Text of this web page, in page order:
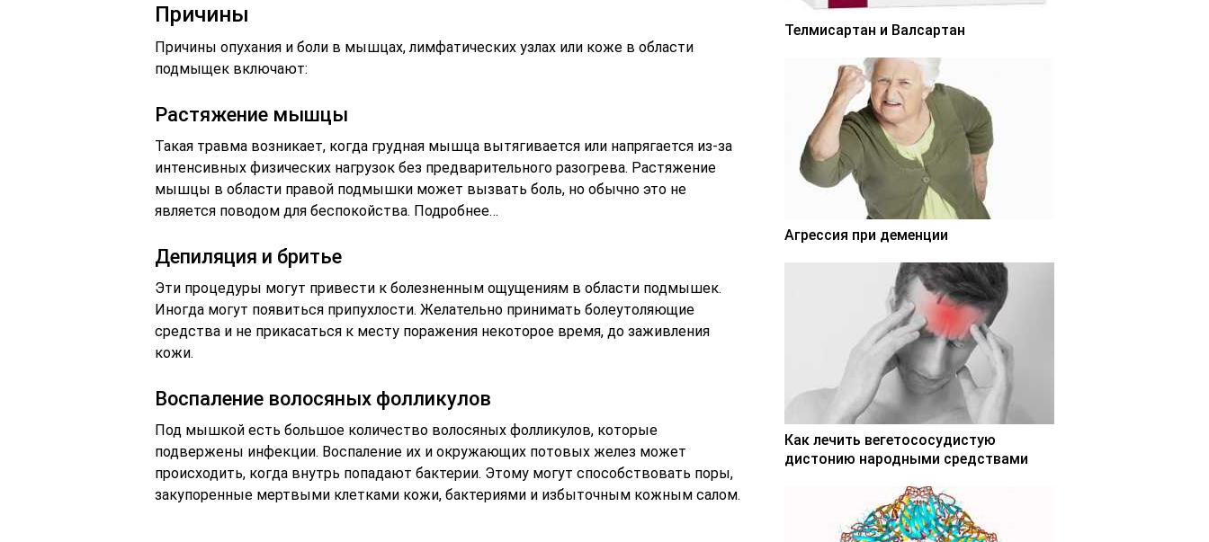
Причины
Причины опухания и боли в мышцах, лимфатических узлах или коже в области
подмыщек включают:
Растяжение мышцы
Такая травма возникает, когда грудная мышца вытягивается или напрягается из-за
интенсивных физических нагрузок без предварительного разогрева. Растяжение
мышцы в области правой подмышки может вызвать боль, но обычно это не
является поводом для беспокойства. Подробнее…
Депиляция и бритье
Эти процедуры могут привести к болезненным ощущениям в области подмышек.
Иногда могут появиться припухлости. Желательно принимать болеутоляющие
средства и не прикасаться к месту поражения некоторое время, до заживления
кожи.
Воспаление волосяных фолликулов
Под мышкой есть большое количество волосяных фолликулов, которые
подвержены инфекции. Воспаление их и окружающих потовых желез может
происходить, когда внутрь попадают бактерии. Этому могут способствовать поры,
закупоренные мертвыми клетками кожи, бактериями и избыточным кожным салом.
Телмисартан и Валсартан
Агрессия при деменции
Как лечить вегетососудистую
дистонию народными средствами